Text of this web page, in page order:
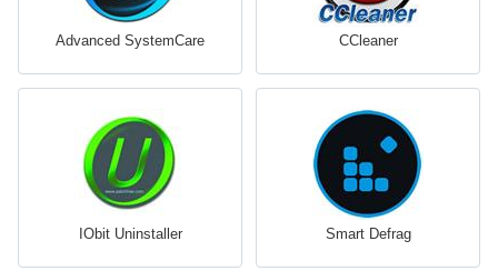
CCleaner
Advanced SystemCare
Smart Defrag
IObit Uninstaller